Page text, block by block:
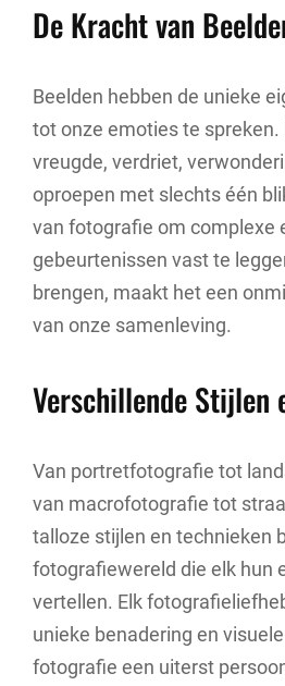
De Kracht van
Beelden hebben de unieke
tot onze emoties te spreken.
vreugde, verdriet,
oproepen met slechts één
van fotografie om complexe
gebeurtenissen vast te
brengen, maakt het een
van onze samenleving.
Verschillende Stijlen
Van portretfotografie tot
van macrofotografie tot
talloze stijlen en technieken
fotografiewereld die elk hun
vertellen. Elk
unieke benadering en
fotografie een uiterst